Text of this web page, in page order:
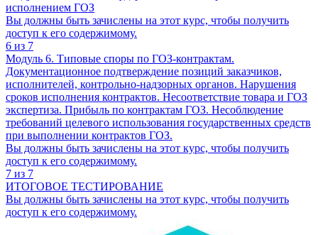
исполнением ГОЗ
Вы должны быть зачислены на этот курс, чтобы получить
доступ к его содержимому.
6 из 7
Модуль 6. Типовые споры по ГОЗ-контрактам.
Документационное подтверждение позиций заказчиков,
исполнителей, контрольно-надзорных органов. Нарушения
сроков исполнения контрактов. Несоответствие товара и ГОЗ
экспертиза. Прибыль по контрактам ГОЗ. Несоблюдение
требований целевого использования государственных средств
при выполнении контрактов ГОЗ.
Вы должны быть зачислены на этот курс, чтобы получить
доступ к его содержимому.
7 из 7
ИТОГОВОЕ ТЕСТИРОВАНИЕ
Вы должны быть зачислены на этот курс, чтобы получить
доступ к его содержимому.